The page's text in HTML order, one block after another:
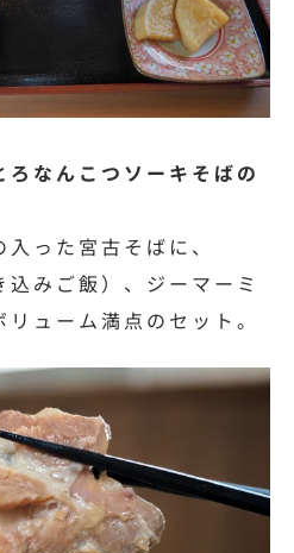
ろなんこつソーキそばの
った宮古そばに、
みご飯）、ジーマーミ
ューム満点のセット。